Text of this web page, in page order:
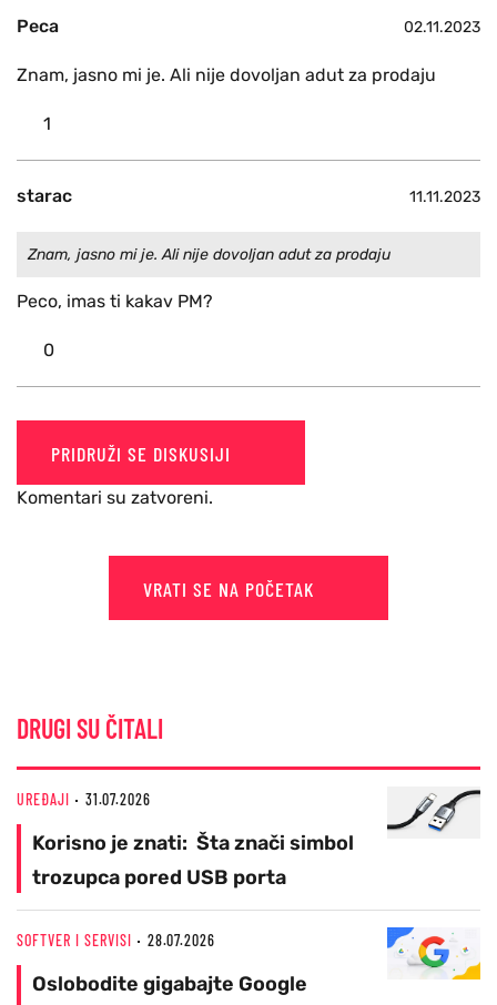
Peca 02.11.2023
Znam, jasno mi je. Ali nije dovoljan adut za prodaju
1
starac 11.11.2023
Znam, jasno mi je. Ali nije dovoljan adut za prodaju
Peco, imas ti kakav PM?
0
PRIDRUŽI SE DISKUSIJI
Komentari su zatvoreni.
VRATI SE NA POČETAK
DRUGI SU ČITALI
UREĐAJI 31.07.2026
Korisno je znati: Šta znači simbol
trozupca pored USB porta
SOFTVER I SERVISI 28.07.2026
Oslobodite gigabajte Google